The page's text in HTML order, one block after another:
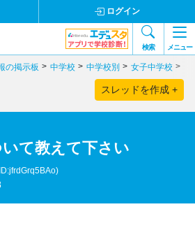
ログイン
検索 メニュー
の掲示板 中学校 中学校別 女子中学校
スレッドを作成 +
て教えて下さい